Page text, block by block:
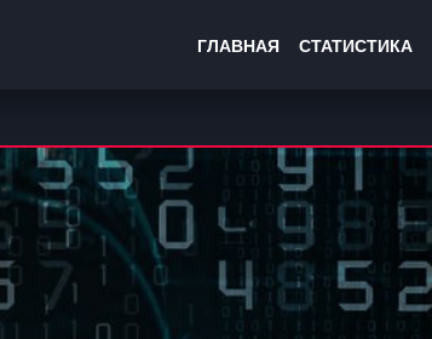
ГЛАВНАЯ СТАТИСТИКА